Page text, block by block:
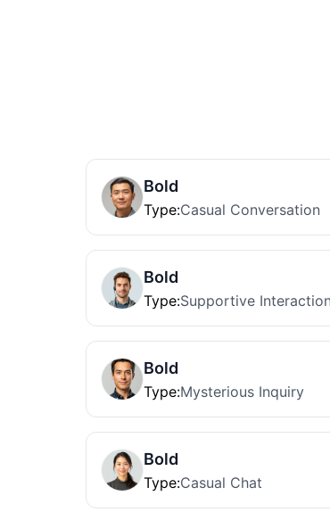
Bold
Type:Casual Conversation
Bold
Type:Supportive Interaction
Bold
Type:Mysterious Inquiry
Bold
Type:Casual Chat